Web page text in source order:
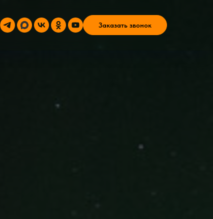
Заказать звонок